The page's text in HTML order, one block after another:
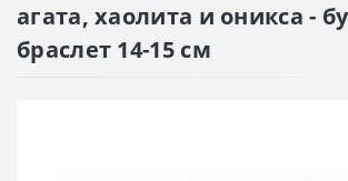
агата, хаолита и оникса -
браслет 14-15 см